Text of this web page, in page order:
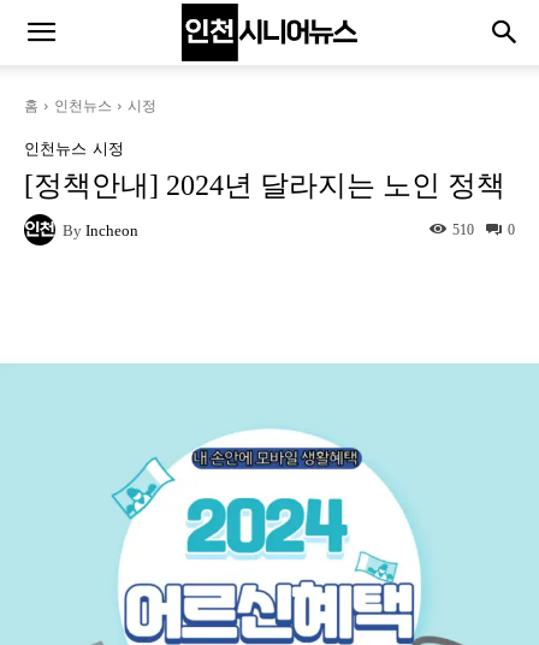
홈 인천뉴스 시정
인천뉴스 시정
[정책안내] 2024년 달라지는 노인 정책
By Incheon 0
510